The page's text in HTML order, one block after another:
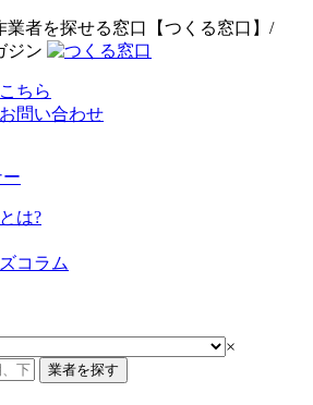
業者を探せる窓口【つくる窓口】/
ジン
ちら
問い合わせ
は?
コラム
×
業者を探す